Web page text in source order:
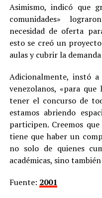
Asimismo, indicó que
comunidades»
necesidad de oferta
esto se creó un
aulas y cubrir la
Adicionalmente, instó
venezolanos, «para
tener el concurso de
estamos abriendo
participen. Creemos
tiene que haber un
no solo de quienes
académicas, sino
Fuente: 2001